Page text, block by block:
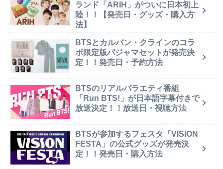
ランド「ARIH」がついに日本初上
陸！！【発売日・グッズ・購入方
法】
BTSとカルバン・クラインのコラ
ボ限定版パジャマセットが発売決
定！！発売日・予約方法
BTSのリアルバラエティ番組
「Run BTS!」が日本語字幕付きで
放送決定！！放送日・視聴方法
BTSが参加するフェスタ「VISION
FESTA」の公式グッズが発売決
定！！発売日・購入方法